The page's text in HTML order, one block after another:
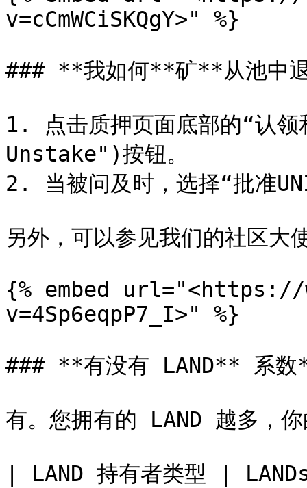
v=cCmWCiSKQgY>" %}
### **我如何**矿**从池中
1. 点击质押页面底部的“认
Unstake")按钮。
2. 当被问及时，选择“批准
另外，可以参见我们的社区大
{% embed url="<https://
v=4Sp6eqpP7_I>" %}
### **有没有 LAND** 系
有。您拥有的 LAND 越多，
| LAND 持有者类型 |